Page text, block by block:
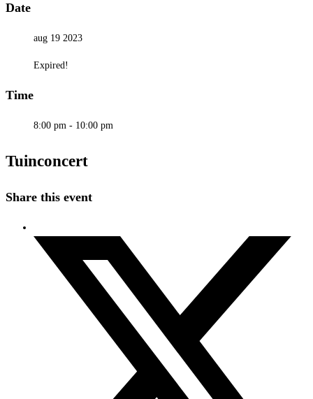
Date
aug 19 2023
Expired!
Time
8:00 pm - 10:00 pm
Tuinconcert
Share this event